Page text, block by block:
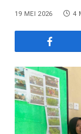
19 MEI 2026 4